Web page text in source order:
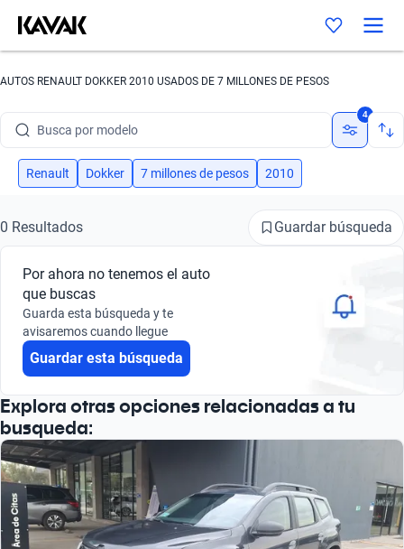
AUTOS RENAULT DOKKER 2010 USADOS DE 7 MILLONES DE PESOS
Busca por modelo
Busca por versión
Busca por marca
Busca por modelo
Busca por versión
4
Renault Dokker 7 millones de pesos 2010
0 Resultados Guardar búsqueda
Por ahora no tenemos el auto
que buscas
Guarda esta búsqueda y te
avisaremos cuando llegue
Guardar esta búsqueda
Explora otras opciones relacionadas a tu
busqueda: